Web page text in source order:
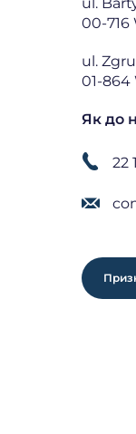
00-716
ul.
01-864
Як до
22